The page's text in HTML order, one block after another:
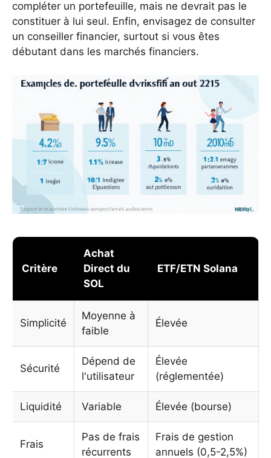
compléter un portefeuille, mais ne devrait pas le
constituer à lui seul. Enfin, envisagez de consulter
un conseiller financier, surtout si vous êtes
débutant dans les marchés financiers.
Critère
Achat
Direct du
SOL
ETF/ETN Solana
Simplicité
Moyenne à
faible
Élevée
Sécurité
Dépend de
l'utilisateur
Élevée
(réglementée)
Liquidité Variable Élevée (bourse)
Frais
Pas de frais
récurrents
Frais de gestion
annuels (0,5-2,5%)